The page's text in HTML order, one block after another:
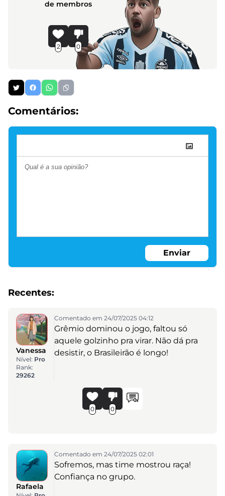
de membros
2 0
Comentários:
Enviar
Recentes:
Vanessa
Nível: Pro
Rank:
29262
Comentado em 24/07/2025 04:12
Grêmio dominou o jogo, faltou só
aquele golzinho pra virar. Não dá pra
desistir, o Brasileirão é longo!
0 0
Rafaela
Comentado em 24/07/2025 02:01
Sofremos, mas time mostrou raça!
Confiança no grupo.